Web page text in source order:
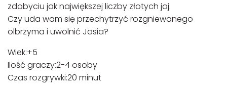
zdobyciu jak największej liczby złotych jaj.
Czy uda wam się przechytrzyć rozgniewanego
olbrzyma i uwolnić Jasia?
Wiek:+5
Ilość graczy:2-4 osoby
Czas rozgrywki:20 minut